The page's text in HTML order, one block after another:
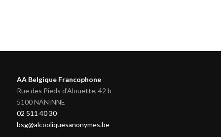
AA Belgique Francophone
Rue des Pieds d'Alouette, 42 b
5100 NANINNE
02 511 40 30
bsg@alcooliquesanonymes.be